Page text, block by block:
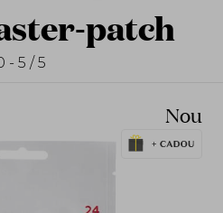
patch
- 5 / 5
Nou